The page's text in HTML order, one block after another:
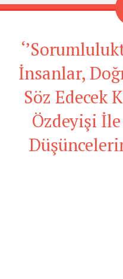
İnsanlar,
Söz Edecek
Özdeyişi